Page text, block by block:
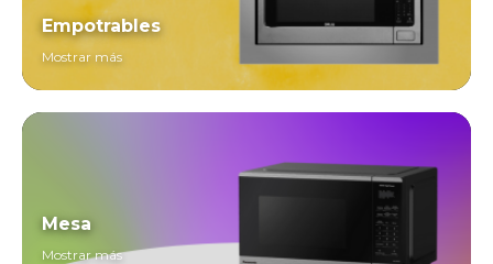
Empotrables
Mostrar más
Mesa
Mostrar más